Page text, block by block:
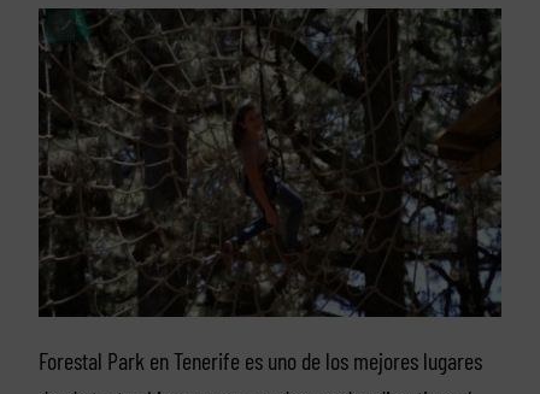
Forestal Park en Tenerife es uno de los mejores lugares